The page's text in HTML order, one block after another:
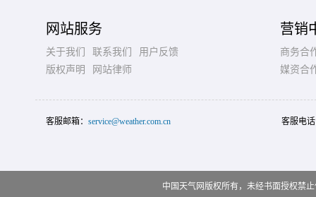
网站服务
关于我们 联系我们
用户反馈
版权声明
网站律师
营销
商务合
媒资合
客服邮箱： service@weather.com.cn 客服电
中国天气网版权所有，未经书面授权